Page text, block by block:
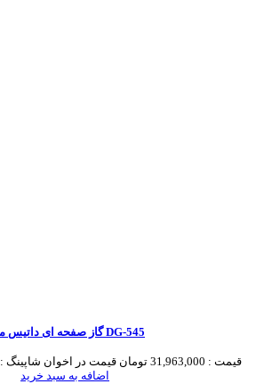
گاز صفحه ای داتیس مدل DG-545
قیمت : 31,963,000 تومان قیمت در اخوان شاپینگ :
اضافه به سبد خرید